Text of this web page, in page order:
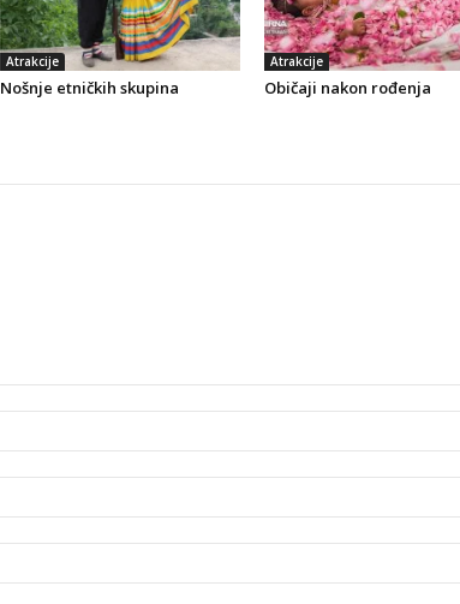
Atrakcije
Nošnje etničkih skupina
Atrakcije
Običaji nakon rođenja